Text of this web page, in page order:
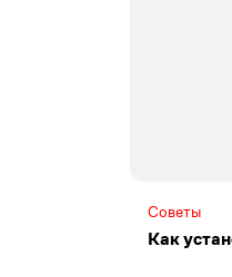
Советы
Как